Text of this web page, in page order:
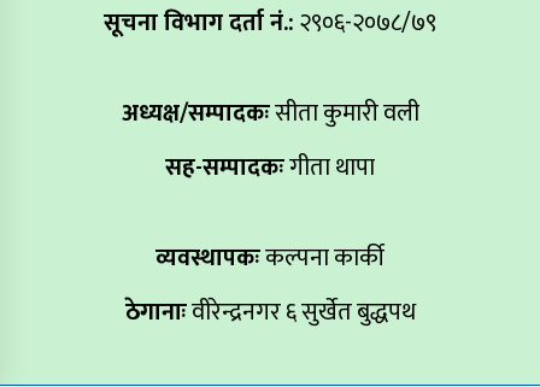
सूचना विभाग दर्ता नं.:२९०६-२०७८/७९
अध्यक्ष/सम्पादकःसीता कुमारी वली
सह-सम्पादकःगीता थापा
व्यवस्थापकःकल्पना कार्की
ठेगानाःवीरेन्द्रनगर ६ सुर्खेत बुद्धपथ